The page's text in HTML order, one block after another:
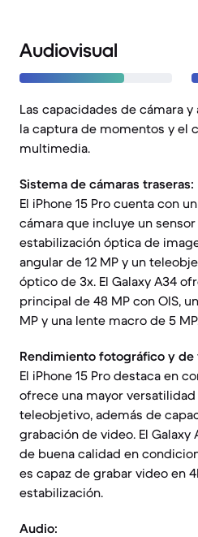
Audiovisual
Las capacidades de cámara
la captura de momentos y el
multimedia.
Sistema de cámaras traseras:
El iPhone 15 Pro cuenta con
cámara que incluye un
estabilización óptica de
angular de 12 MP y un
óptico de 3x. El Galaxy A34
principal de 48 MP con OIS,
MP y una lente macro de 5
Rendimiento fotográfico y de
El iPhone 15 Pro destaca en
ofrece una mayor
teleobjetivo, además de
grabación de video. El
de buena calidad en
es capaz de grabar video en
estabilización.
Audio: